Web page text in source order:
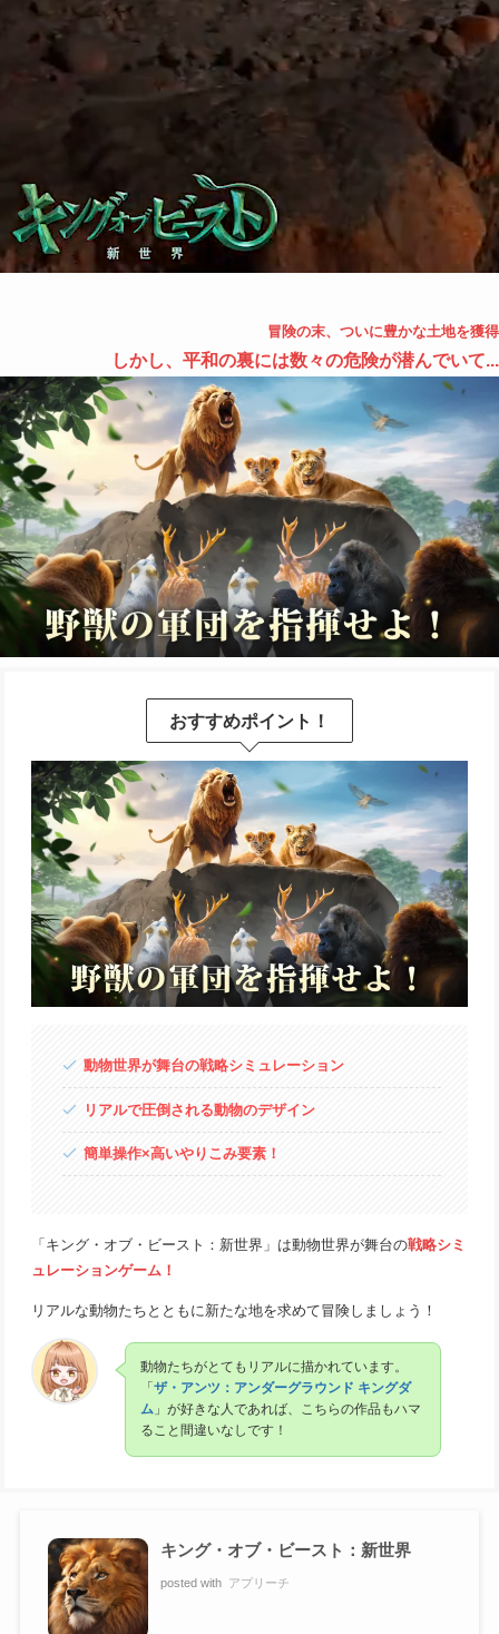
冒険の末、ついに豊かな土地を獲得
しかし、平和の裏には数々の危険が潜んでいて...
おすすめポイント！
動物世界が舞台の戦略シミュレーション
リアルで圧倒される動物のデザイン
簡単操作×高いやりこみ要素！
「キング・オブ・ビースト：新世界」は動物世界が舞台の戦略シミ
ュレーションゲーム！
リアルな動物たちとともに新たな地を求めて冒険しましょう！
動物たちがとてもリアルに描かれています。
「 ザ・アンツ：アンダーグラウンド キングダ
ム」が好きな人であれば、こちらの作品もハマ
ること間違いなしです！
キング・オブ・ビースト：新世界
posted with アプリーチ